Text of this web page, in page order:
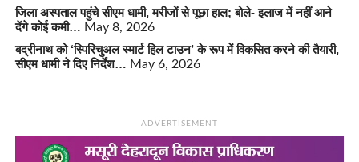
जिला अस्पताल पहुंचे सीएम धामी, मरीजों से पूछा हाल; बोले- इलाज में नहीं आने
देंगे कोई कमी… May 8, 2026
बद्रीनाथ को ‘स्पिरिचुअल स्मार्ट हिल टाउन’ के रूप में विकसित करने की तैयारी,
सीएम धामी ने दिए निर्देश… May 6, 2026
ADVERTISEMENT